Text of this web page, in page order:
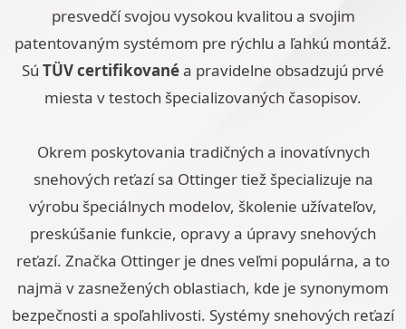
presvedčí svojou vysokou kvalitou a svojim
patentovaným systémom pre rýchlu a ľahkú montáž.
Sú TÜV certifikovanéa pravidelne obsadzujú prvé
miesta v testoch špecializovaných časopisov.
Okrem poskytovania tradičných a inovatívnych
snehových reťazí sa Ottinger tiež špecializuje na
výrobu špeciálnych modelov, školenie užívateľov,
preskúšanie funkcie, opravy a úpravy snehových
reťazí. Značka Ottinger je dnes veľmi populárna, a to
najmä v zasnežených oblastiach, kde je synonymom
bezpečnosti a spoľahlivosti. Systémy snehových reťazí